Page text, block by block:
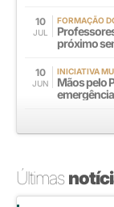
10
JUL
FORMAÇÃO
próximo
10
JUN
INICIATIVA
Mãos pelo
Últimas